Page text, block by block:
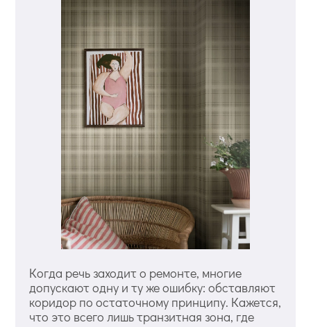
Когда речь заходит о ремонте, многие
допускают одну и ту же ошибку: обставляют
коридор по остаточному принципу. Кажется,
что это всего лишь транзитная зона, где